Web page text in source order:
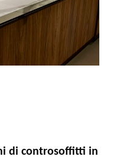
di controsoffitti in